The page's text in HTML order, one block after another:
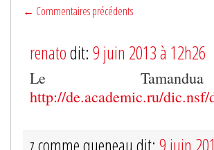
← Commentaires précédents
renatodit: 9 juin 2013 à 12h26
Le
http://de.academic.ru/